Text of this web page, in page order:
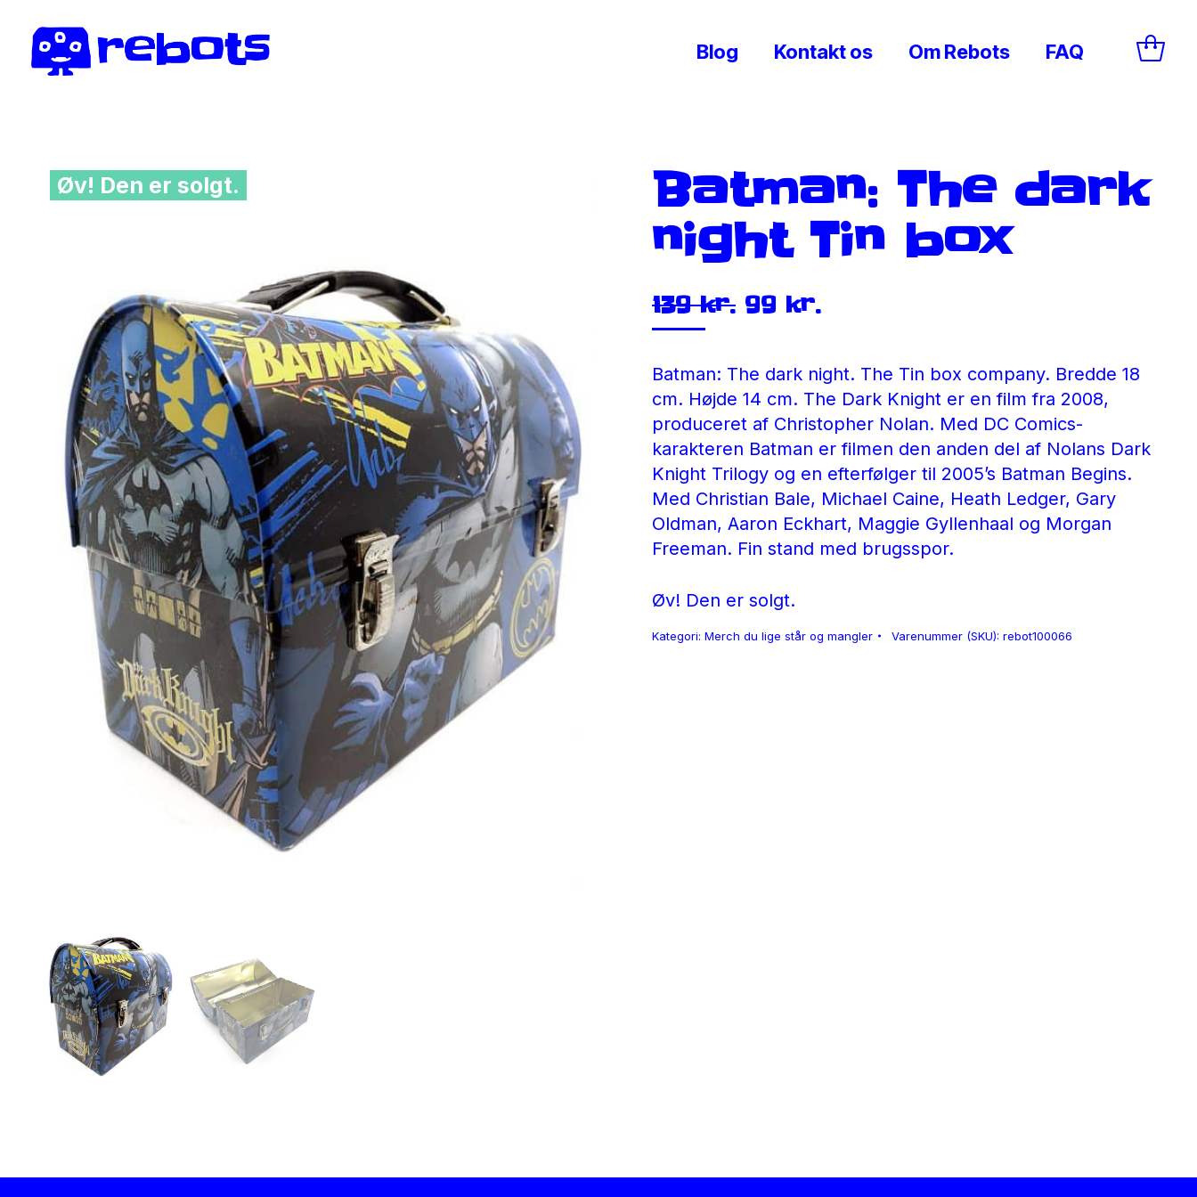
Blog Kontakt os Om Rebots FAQ
Øv! Den er solgt. Batman: The dark
night Tin box
139kr. Den
var:
139 kr..
99 kr.Den
er:
99 kr..
Batman: The dark night. The Tin box company. Bredde 18
cm. Højde 14 cm. The Dark Knight er en film fra 2008,
produceret af Christopher Nolan. Med DC Comics-
karakteren Batman er filmen den anden del af Nolans Dark
Knight Trilogy og en efterfølger til 2005’s Batman Begins.
Med Christian Bale, Michael Caine, Heath Ledger, Gary
Oldman, Aaron Eckhart, Maggie Gyllenhaal og Morgan
Freeman. Fin stand med brugsspor.
Øv! Den er solgt.
Kategori: Merch du lige står og mangler Varenummer (SKU): rebot100066